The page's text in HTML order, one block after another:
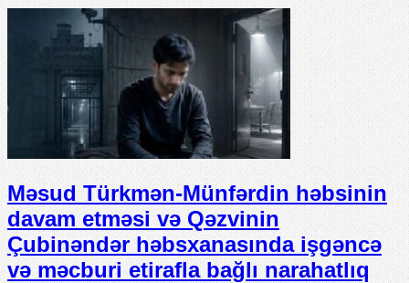
Məsud Türkmən-Münfərdin həbsinin
davam etməsi və Qəzvinin
Çubinəndər həbsxanasında işgəncə
və məcburi etirafla bağlı narahatlıq